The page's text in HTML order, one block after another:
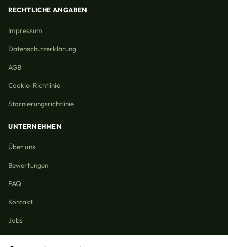
RECHTLICHE ANGABEN
Impressum
Datenschutzerklärung
AGB
Cookie-Richtlinie
Stornierungsrichtlinie
UNTERNEHMEN
Über uns
Bewertungen
FAQ
Kontakt
Jobs